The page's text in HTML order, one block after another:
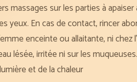
massages sur les parties à apaiser
yeux. En cas de contact, rincer
enceinte ou allaitante, ni chez
lésée, irritée ni sur les muqueuses.
et de la chaleur